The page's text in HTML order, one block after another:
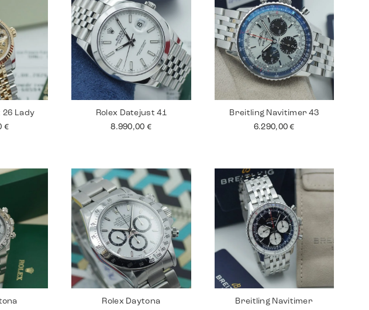
26 Lady
€
Rolex Datejust 41
8.990,00 €
Breitling Navitimer 43
6.290,00€
Rolex Daytona
Breitling Navitimer